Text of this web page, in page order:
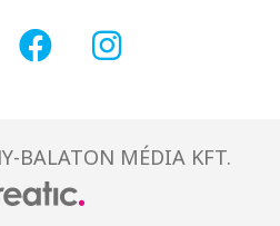
BALATON MÉDIA KFT.